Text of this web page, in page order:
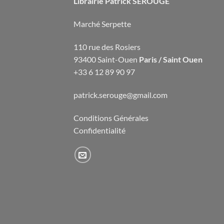
Marché Serpette
110 rue des Rosiers
93400 Saint-Ouen Paris / Saint Ouen
+33 6 12 89 90 97
patrick.serouge@gmail.com
Conditions Générales
Confidentialité